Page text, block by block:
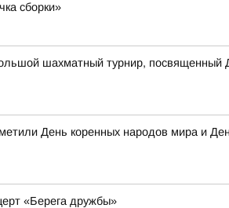
сборки»
шахматный турнир, посвященный
День коренных народов мира и
«Берега дружбы»